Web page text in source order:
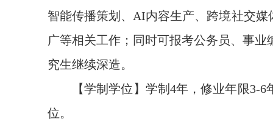
智能传播策划、AI内容生产、跨境社交
广等相关工作；同时可报考公务员、事
究生继续深造。
【学制学位】学制4年，修业年限3-
位。